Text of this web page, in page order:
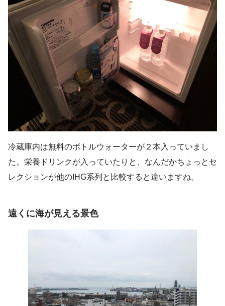
冷蔵庫内は無料のボトルウォーターが２本入っていまし
た。栄養ドリンクが入っていたりと、なんだかちょっとセ
レクションが他のIHG系列と比較すると違いますね。
遠くに海が見える景色